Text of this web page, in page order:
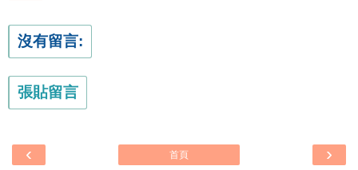
沒有留言:
張貼留言
‹ ›
首頁